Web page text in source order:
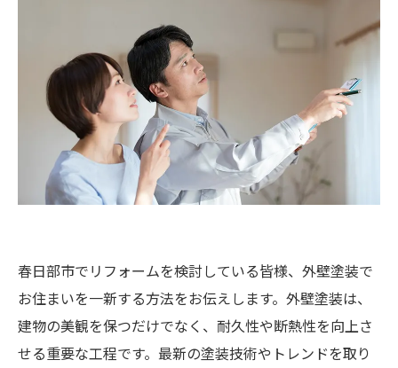
春日部市でリフォームを検討している皆様、外壁塗装で
お住まいを一新する方法をお伝えします。外壁塗装は、
建物の美観を保つだけでなく、耐久性や断熱性を向上さ
せる重要な工程です。最新の塗装技術やトレンドを取り